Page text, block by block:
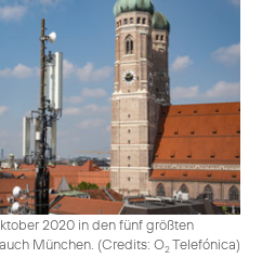
2020 in den fünf größten
München. (Credits: O2Telefónica)